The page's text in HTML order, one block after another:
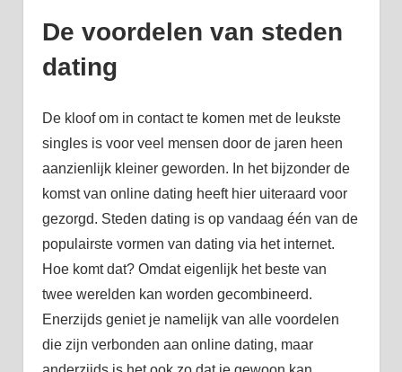
De voordelen van steden
dating
De kloof om in contact te komen met de leukste
singles is voor veel mensen door de jaren heen
aanzienlijk kleiner geworden. In het bijzonder de
komst van online dating heeft hier uiteraard voor
gezorgd. Steden dating is op vandaag één van de
populairste vormen van dating via het internet.
Hoe komt dat? Omdat eigenlijk het beste van
twee werelden kan worden gecombineerd.
Enerzijds geniet je namelijk van alle voordelen
die zijn verbonden aan online dating, maar